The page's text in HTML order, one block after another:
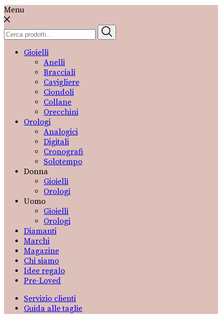
Menu
Cerca:
Gioielli
Anelli
Bracciali
Cavigliere
Ciondoli
Collane
Orecchini
Orologi
Analogici
Digitali
Cronografi
Solotempo
Donna
Gioielli
Orologi
Uomo
Gioielli
Orologi
Diamanti
Marchi
Magazine
Chi siamo
Idee regalo
Pre-Loved
Servizio clienti
Guida alle taglie